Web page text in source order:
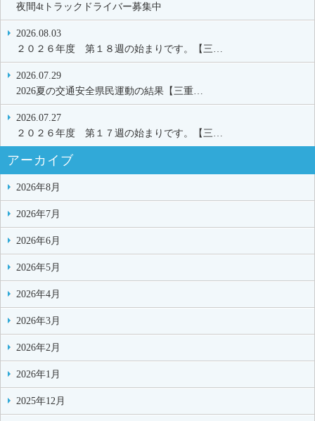
夜間4tトラックドライバー募集中
2026.08.03
２０２６年度 第１８週の始まりです。【三…
2026.07.29
2026夏の交通安全県民運動の結果【三重…
2026.07.27
２０２６年度 第１７週の始まりです。【三…
アーカイブ
2026年8月
2026年7月
2026年6月
2026年5月
2026年4月
2026年3月
2026年2月
2026年1月
2025年12月